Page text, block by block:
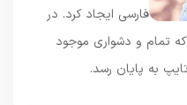
ایجاد کرد. در
و دشواری موجود
پایان رسد.